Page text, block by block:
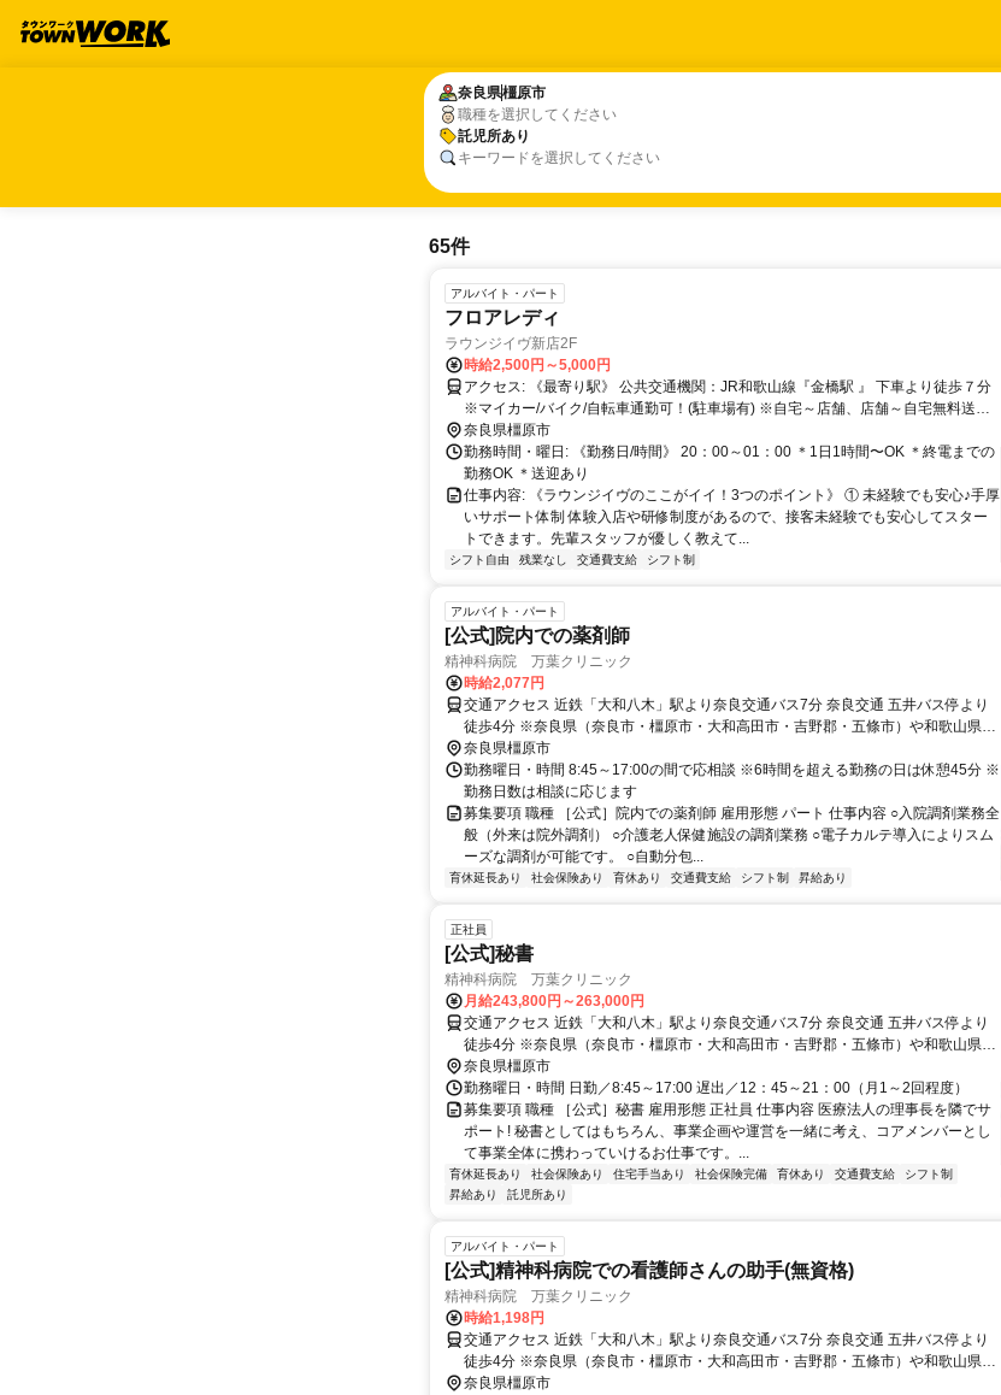
奈良県橿原市
職種を選択してください
託児所あり
キーワードを選択してください
奈良県橿原市
託児所あり
65件
アルバイト・パート
フロアレディ
ラウンジイヴ新店2F
時給2,500円～5,000円
アクセス: 《最寄り駅》 公共交通機関：JR和歌山線『金橋駅 』 下車より徒歩７分
※マイカー/バイク/自転車通勤可！(駐車場有) ※自宅～店舗、店舗～自宅無料送迎
あり
奈良県橿原市
勤務時間・曜日: 《勤務日/時間》 20：00～01：00 ＊1日1時間〜OK ＊終電までの
勤務OK ＊送迎あり
仕事内容: 《ラウンジイヴのここがイイ！3つのポイント》 ① 未経験でも安心♪手厚
いサポート体制 体験入店や研修制度があるので、接客未経験でも安心してスター
トできます。先輩スタッフが優しく教えて...
シフト自由 残業なし 交通費支給 シフト制
アルバイト・パート
[公式]院内での薬剤師
精神科病院 万葉クリニック
時給2,077円
交通アクセス 近鉄「大和八木」駅より奈良交通バス7分 奈良交通 五井バス停より
徒歩4分 ※奈良県（奈良市・橿原市・大和高田市・吉野郡・五條市）や和歌山県橋
本市など 奈良県内・県外から幅広く通勤されています。
奈良県橿原市
勤務曜日・時間 8:45～17:00の間で応相談 ※6時間を超える勤務の日は休憩45分 ※
勤務日数は相談に応じます
募集要項 職種 ［公式］院内での薬剤師 雇用形態 パート 仕事内容 ○入院調剤業務全
般（外来は院外調剤） ○介護老人保健施設の調剤業務 ○電子カルテ導入によりスム
ーズな調剤が可能です。 ○自動分包...
育休延長あり 社会保険あり 育休あり 交通費支給 シフト制 昇給あり
正社員
[公式]秘書
精神科病院 万葉クリニック
月給243,800円～263,000円
交通アクセス 近鉄「大和八木」駅より奈良交通バス7分 奈良交通 五井バス停より
徒歩4分 ※奈良県（奈良市・橿原市・大和高田市・吉野郡・五條市）や和歌山県橋
本市など 奈良県内・県外から幅広く通勤されています。
奈良県橿原市
勤務曜日・時間 日勤／8:45～17:00 遅出／12：45～21：00（月1～2回程度）
募集要項 職種 ［公式］秘書 雇用形態 正社員 仕事内容 医療法人の理事長を隣でサ
ポート! 秘書としてはもちろん、事業企画や運営を一緒に考え、コアメンバーとし
て事業全体に携わっていけるお仕事です。...
育休延長あり 社会保険あり 住宅手当あり 社会保険完備 育休あり 交通費支給
シフト制
昇給あり
託児所あり
アルバイト・パート
[公式]精神科病院での看護師さんの助手(無資格)
精神科病院 万葉クリニック
時給1,198円
交通アクセス 近鉄「大和八木」駅より奈良交通バス7分 奈良交通 五井バス停より
徒歩4分 ※奈良県（奈良市・橿原市・大和高田市・吉野郡・五條市）や和歌山県橋
本市など 奈良県内・県外から幅広く通勤されています。
奈良県橿原市